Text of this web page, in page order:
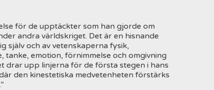
för de upptäckter som han gjorde om
andra världskriget. Det är en hisnande
själv och av vetenskaperna fysik,
tanke, emotion, förnimmelse och omgivning
drar upp linjerna för de första stegen i hans
den kinestetiska medvetenheten förstärks